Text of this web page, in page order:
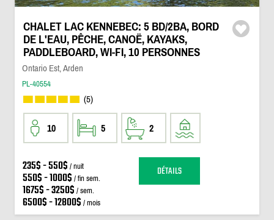
CHALET LAC KENNEBEC: 5 BD/2BA, BORD
DE L'EAU, PÊCHE, CANOË, KAYAKS,
PADDLEBOARD, WI-FI, 10 PERSONNES
Ontario Est, Arden
PL-40554
(5)
10 5 2
235$ - 550$ / nuit
550$ - 1000$ / fin sem.
1675$ - 3250$ / sem.
6500$ - 12800$ / mois
DÉTAILS